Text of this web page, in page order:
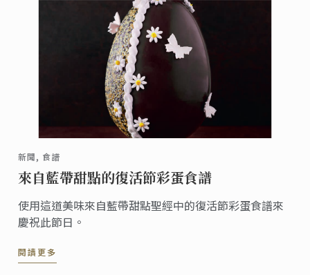
新聞, 食譜
來自藍帶甜點的復活節彩蛋食譜
使用這道美味來自藍帶甜點聖經中的復活節彩蛋食譜來
慶祝此節日。
閱讀更多